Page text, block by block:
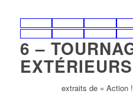
6 –
EXTÉRIEURS
extraits de « Action